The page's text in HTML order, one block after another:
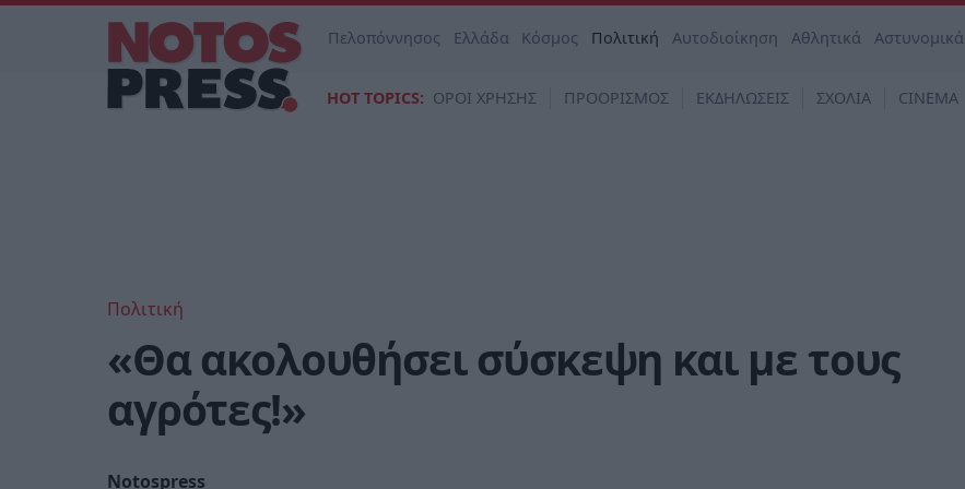
Πελοπόννησος Ελλάδα Κόσμος Πολιτική Αυτοδιοίκηση Αθλητικά Αστυνομικά
HOT TOPICS: ΟΡΟΙ ΧΡΗΣΗΣ ΠΡΟΟΡΙΣΜΟΣ ΕΚΔΗΛΩΣΕΙΣ ΣΧΟΛΙΑ CINEMA
Πολιτική
«Θα ακολουθήσει σύσκεψη και με τους
αγρότες!»
Notospress